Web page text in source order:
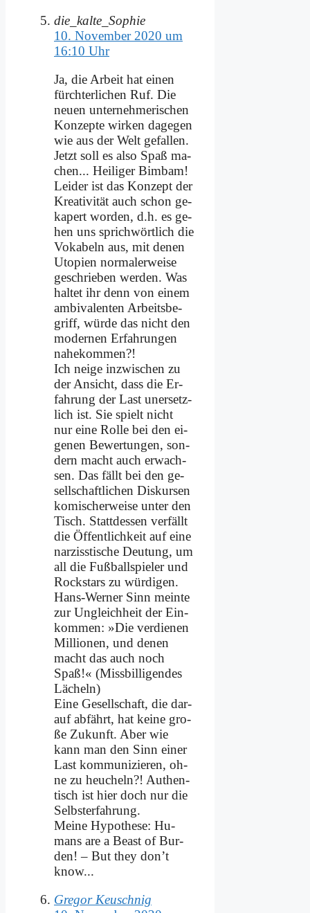
die_kalte_Sophie
10. November 2020 um
16:10 Uhr
Ja, die Ar­beit hat ei­nen
fürch­ter­li­chen Ruf. Die
neu­en un­ter­neh­me­ri­schen
Kon­zep­te wir­ken da­ge­gen
wie aus der Welt ge­fal­len.
Jetzt soll es al­so Spaß ma­
chen... Hei­li­ger Bim­bam!
Lei­der ist das Kon­zept der
Krea­ti­vi­tät auch schon ge­
ka­pert wor­den, d.h. es ge­
hen uns sprich­wört­lich die
Vo­ka­beln aus, mit de­nen
Uto­pien nor­ma­ler­wei­se
ge­schrie­ben wer­den. Was
hal­tet ihr denn von ei­nem
am­bi­va­len­ten Ar­beits­be­
griff, wür­de das nicht den
mo­der­nen Er­fah­run­gen
na­he­kom­men?!
Ich nei­ge in­zwi­schen zu
der An­sicht, dass die Er­
fah­rung der Last un­er­setz­
lich ist. Sie spielt nicht
nur ei­ne Rol­le bei den ei­
ge­nen Be­wer­tun­gen, son­
dern macht auch er­wach­
sen. Das fällt bei den ge­
sell­schaft­li­chen Dis­kur­sen
ko­mi­scher­wei­se un­ter den
Tisch. Statt­des­sen ver­fällt
die Öf­fent­lich­keit auf ei­ne
nar­ziss­ti­sche Deu­tung, um
all die Fuß­ball­spie­ler und
Rock­stars zu wür­di­gen.
Hans-Wer­ner Sinn mein­te
zur Un­gleich­heit der Ein­
kom­men: »Die ver­die­nen
Mil­lio­nen, und de­nen
macht das auch noch
Spaß!« (Miss­bil­li­gen­des
Lä­cheln)
Ei­ne Ge­sell­schaft, die dar­
auf ab­fährt, hat kei­ne gro­
ße Zu­kunft. Aber wie
kann man den Sinn ei­ner
Last kom­mu­ni­zie­ren, oh­
ne zu heu­cheln?! Au­then­
tisch ist hier doch nur die
Selbst­er­fah­rung.
Mei­ne Hy­po­the­se: Hu­
mans are a Beast of Bur­
den! – But they don’t
know...
Gregor Keuschnig